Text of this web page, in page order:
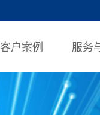
客户案例 服务